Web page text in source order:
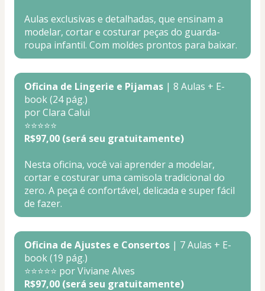
Aulas exclusivas e detalhadas, que ensinam a
modelar, cortar e costurar peças do guarda-
roupa infantil. Com moldes prontos para baixar.
Oficina de Lingerie e Pijamas | 8 Aulas + E-
book (24 pág.)
por Clara Calui
⭐⭐⭐⭐⭐
R$97,00 (será seu gratuitamente)
Nesta oficina, você vai aprender a modelar,
cortar e costurar uma camisola tradicional do
zero. A peça é confortável, delicada e super fácil
de fazer.
Oficina de Ajustes e Consertos | 7 Aulas + E-
book (19 pág.)
⭐⭐⭐⭐⭐ por Viviane Alves
R$97,00 (será seu gratuitamente)